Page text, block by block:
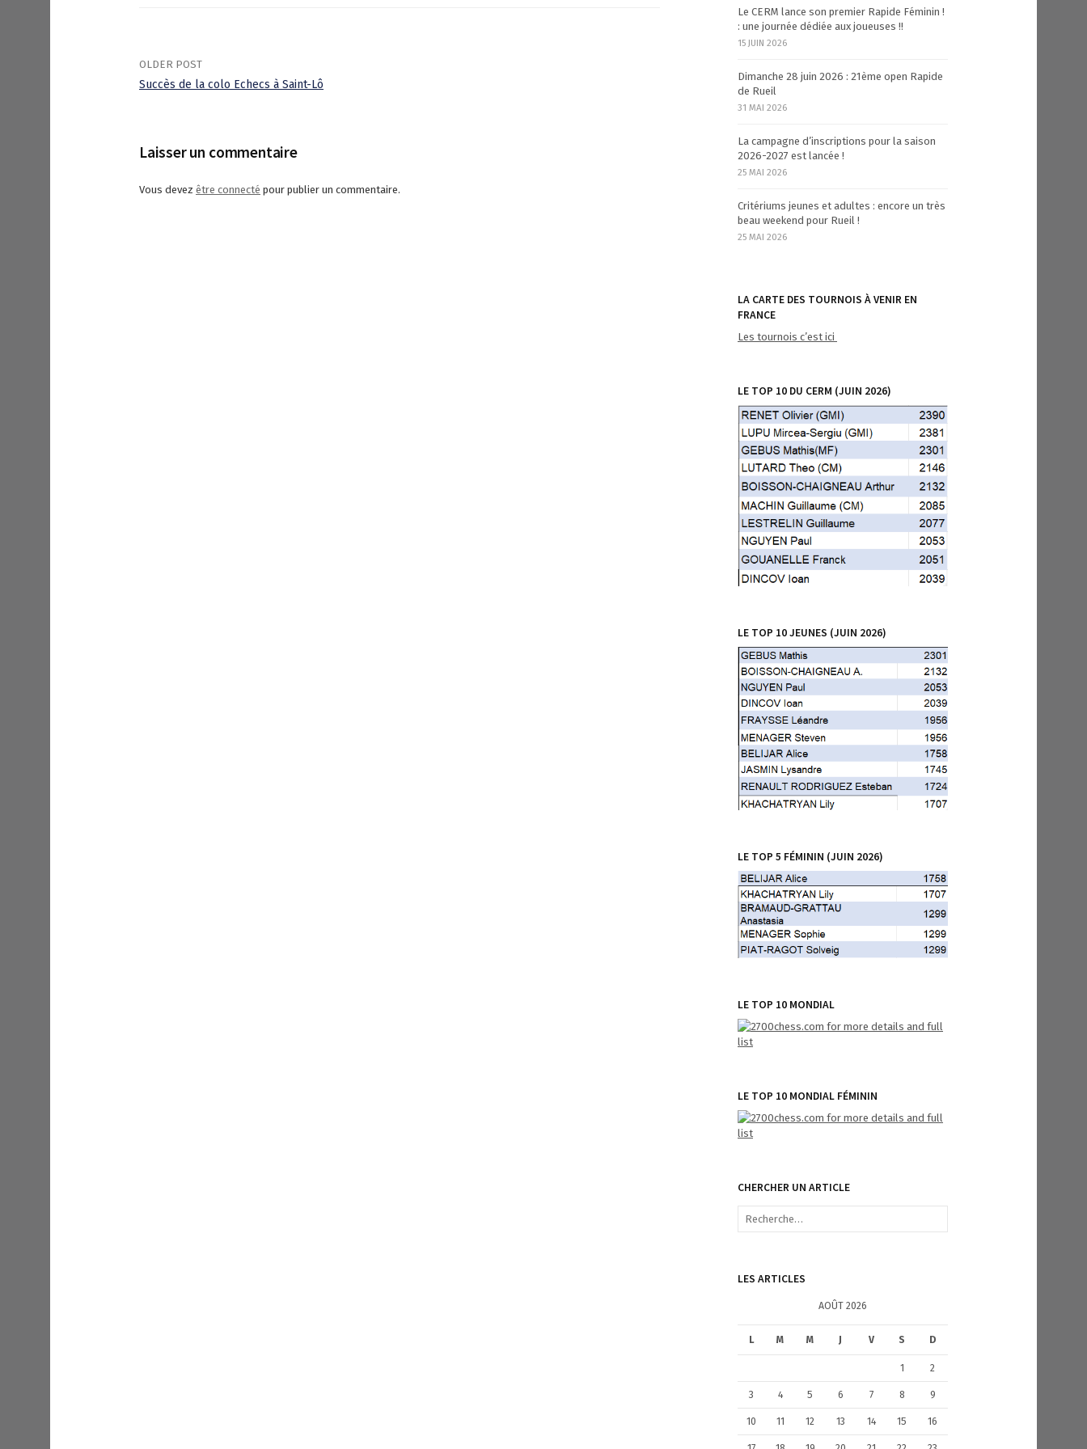
o
s
OLDER POST
Succès de la colo Echecs à Saint-Lô
Laisser un commentaire
Vous devez être connecté pour publier un commentaire.
Le CERM lance son premier Rapide Féminin !
: une journée dédiée aux joueuses !!
15 JUIN 2026
Dimanche 28 juin 2026 : 21ème open Rapide
de Rueil
31 MAI 2026
La campagne d’inscriptions pour la saison
2026-2027 est lancée !
25 MAI 2026
Critériums jeunes et adultes : encore un très
beau weekend pour Rueil !
25 MAI 2026
LA CARTE DES TOURNOIS À VENIR EN
FRANCE
Les tournois c’est ici
LE TOP 10 DU CERM (JUIN 2026)
LE TOP 10 JEUNES (JUIN 2026)
LE TOP 5 FÉMININ (JUIN 2026)
LE TOP 10 MONDIAL
LE TOP 10 MONDIAL FÉMININ
CHERCHER UN ARTICLE
R
r
:
LES ARTICLES
AOÛT 2026
L M M J V S D
1 2
3 4 5 6 7 8 9
10 11 12 13 14 15 16